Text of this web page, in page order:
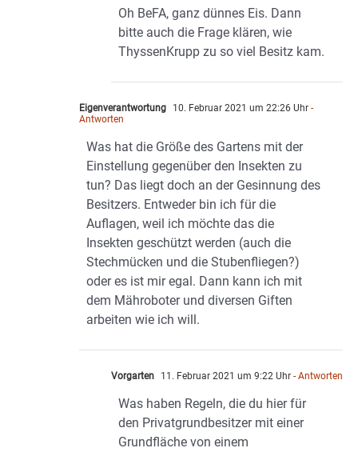
Oh BeFA, ganz dünnes Eis. Dann
bitte auch die Frage klären, wie
ThyssenKrupp zu so viel Besitz kam.
Eigenverantwortung 10. Februar 2021 um 22:26 Uhr -
Antworten
Was hat die Größe des Gartens mit der
Einstellung gegenüber den Insekten zu
tun? Das liegt doch an der Gesinnung des
Besitzers. Entweder bin ich für die
Auflagen, weil ich möchte das die
Insekten geschützt werden (auch die
Stechmücken und die Stubenfliegen?)
oder es ist mir egal. Dann kann ich mit
dem Mähroboter und diversen Giften
arbeiten wie ich will.
Vorgarten 11. Februar 2021 um 9:22 Uhr - Antworten
Was haben Regeln, die du hier für
den Privatgrundbesitzer mit einer
Grundfläche von einem